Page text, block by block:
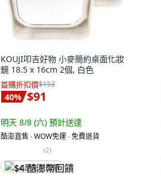
KOUJI叩吉好物 小麥簡約桌面化妝
鏡 18.5 x 16cm 2個, 白色
首購折扣價$153
40% $91
明天 8/8 (六) 預計送達
酷澎直售 ∙ WOW免運 ∙ 免費退貨
(2)
$4 酷澎幣回饋